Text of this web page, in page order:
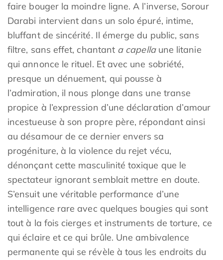
faire bouger la moindre ligne. A l’inverse, Sorour
Darabi intervient dans un solo épuré, intime,
bluffant de sincérité. Il émerge du public, sans
filtre, sans effet, chantant a capellaune litanie
qui annonce le rituel. Et avec une sobriété,
presque un dénuement, qui pousse à
l’admiration, il nous plonge dans une transe
propice à l’expression d’une déclaration d’amour
incestueuse à son propre père, répondant ainsi
au désamour de ce dernier envers sa
progéniture, à la violence du rejet vécu,
dénonçant cette masculinité toxique que le
spectateur ignorant semblait mettre en doute.
S’ensuit une véritable performance d’une
intelligence rare avec quelques bougies qui sont
tout à la fois cierges et instruments de torture, ce
qui éclaire et ce qui brûle. Une ambivalence
permanente qui se révèle à tous les endroits du